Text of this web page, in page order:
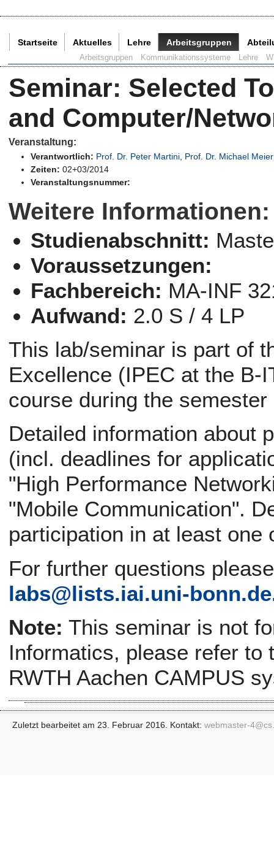
Startseite Aktuelles Lehre Arbeitsgruppen
Arbeitsgruppen Kommunikationssysteme Lehre
Seminar: Selected
and Computer/
Veranstaltung:
Verantwortlich: Prof. Dr. Peter Martini Prof. Dr. Michael Meier
Zeiten: 02+03/2014
Veranstaltungsnummer:
Weitere Informationen:
Studienabschnitt:
Voraussetzungen:
Fachbereich: MA-INF
Aufwand: 2.0 S / 4 LP
This lab/seminar is part of
Excellence (IPEC at the B-
course during the semester
Detailed information about
(incl. deadlines for
"High Performance
"Mobile Communication".
participation in at least one
For further questions
labs@lists.iai.uni-
Note: This seminar is not
Informatics, please refer to
RWTH Aachen CAMPUS
Zuletzt bearbeitet am 23. Februar 2016. Kontakt: webmaster-4@